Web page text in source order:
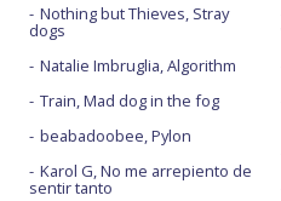
Nothing but Thieves, Stray
dogs
Natalie Imbruglia, Algorithm
Train, Mad dog in the fog
beabadoobee, Pylon
Karol G, No me arrepiento de
sentir tanto